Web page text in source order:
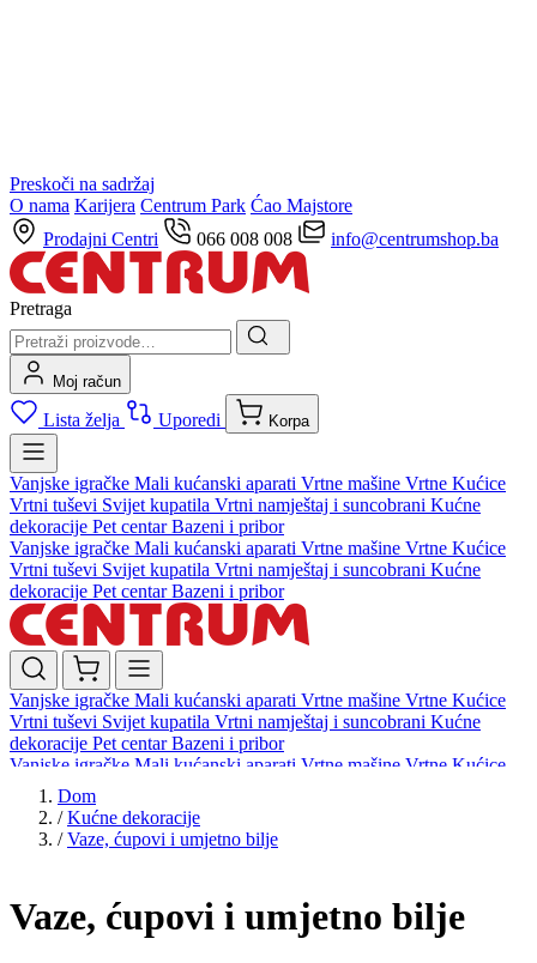
Preskoči na sadržaj
O nama Karijera Centrum Park Ćao Majstore
Prodajni Centri
066 008 008 info@centrumshop.ba
Pretraga
Moj račun
Lista želja Uporedi Korpa
Vanjske igračke Mali kućanski aparati Vrtne mašine Vrtne Kućice
Vrtni tuševi Svijet kupatila Vrtni namještaj i suncobrani Kućne
dekoracije Pet centarBazeni i pribor
Vanjske igračke Mali kućanski aparati Vrtne mašine Vrtne Kućice
Vrtni tuševi Svijet kupatila Vrtni namještaj i suncobrani Kućne
dekoracije Pet centarBazeni i pribor
Vanjske igračke Mali kućanski aparati Vrtne mašine Vrtne Kućice
Vrtni tuševi Svijet kupatila Vrtni namještaj i suncobrani Kućne
dekoracije Pet centarBazeni i pribor
Vanjske igračke Mali kućanski aparati Vrtne mašine Vrtne Kućice
Vrtni tuševi
dekoracijePet centar Bazeni i pribor
Dom
/ Kućne dekoracije
/ Vaze, ćupovi i umjetno bilje
Vaze, ćupovi i umjetno bilje